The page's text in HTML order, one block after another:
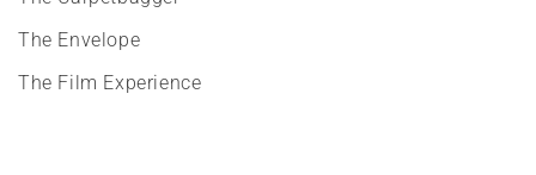
The Envelope
The Film Experience